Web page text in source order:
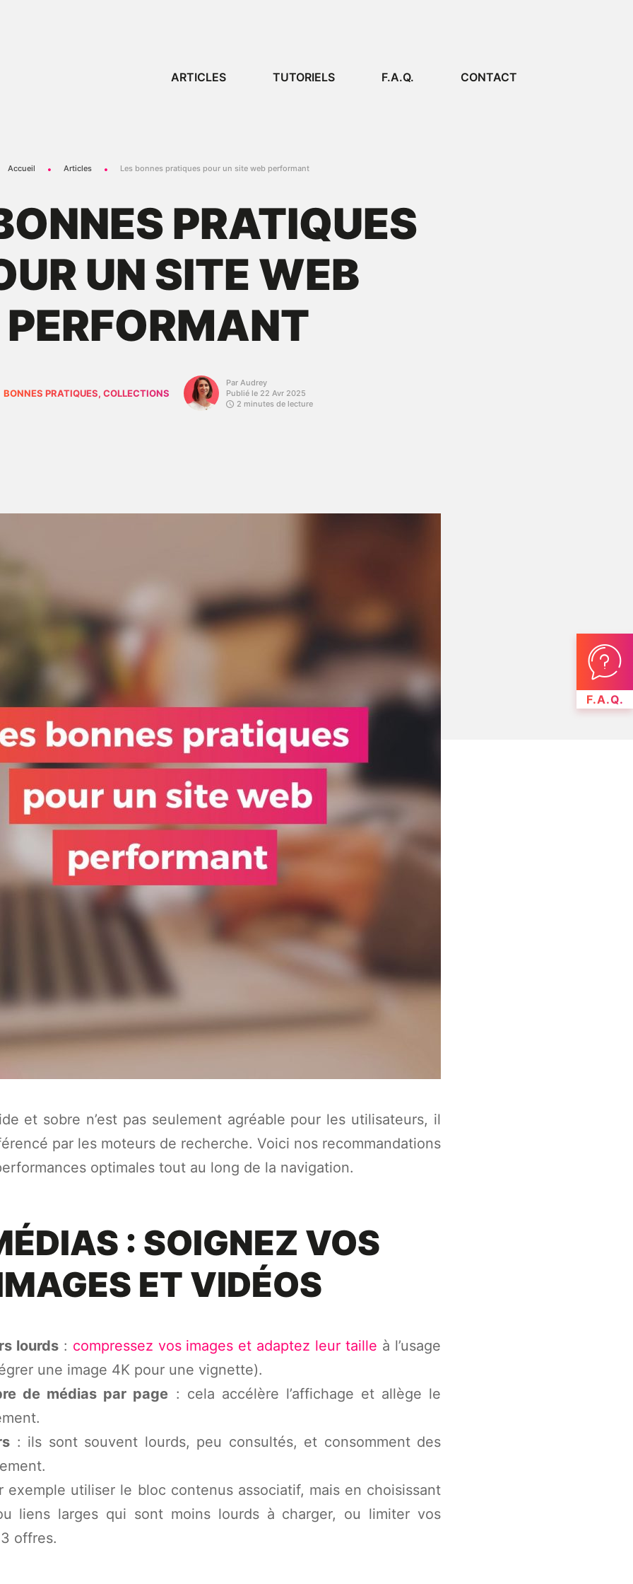
F.A.Q.
ARTICLES TUTORIELS F.A.Q. CONTACT
Accueil Articles Les bonnes pratiques pour un site web performant
PRATIQUES
UN SITE WEB
PERFORMANT
BONNES PRATIQUES, COLLECTIONS
Par Audrey
Publié le 22 Avr 2025
2 minutes de lecture
et sobre n’est pas seulement agréable pour les utilisateurs, il
par les moteurs de recherche. Voici nos recommandations
optimales tout au long de la navigation.
: SOIGNEZ VOS
ET VIDÉOS
lourds: compressez vos images et adaptez leur taille à l’usage
une image 4K pour une vignette).
de médias par page : cela accélère l’affichage et allège le
: ils sont souvent lourds, peu consultés, et consomment des
exemple utiliser le bloc contenus associatif, mais en choisissant
liens larges qui sont moins lourds à charger, ou limiter vos
offres.